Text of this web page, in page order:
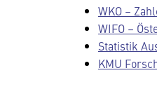
WKO –
WIFO –
Statistik
KMU